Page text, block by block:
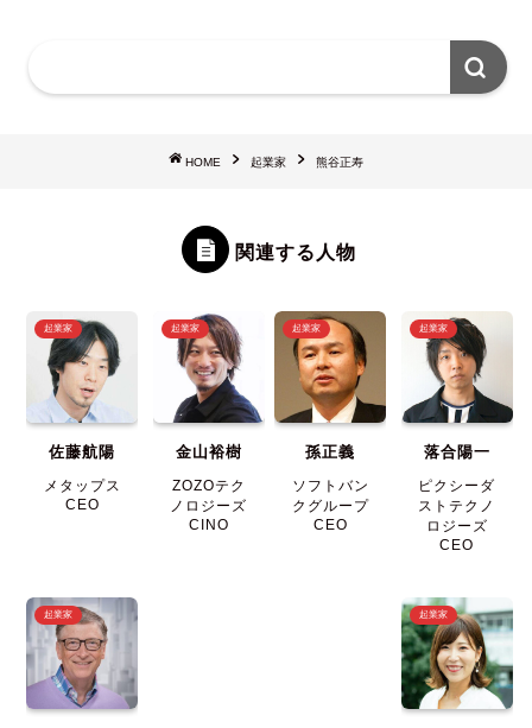
HOME 起業家 熊谷正寿
関連する人物
起業家
佐藤航陽
メタップス
CEO
起業家
金山裕樹
ZOZOテク
ノロジーズ
CINO
起業家
孫正義
ソフトバン
クグループ
CEO
起業家
落合陽一
ピクシーダ
ストテクノ
ロジーズ
CEO
起業家 起業家